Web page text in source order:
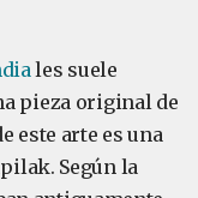
les suele
pieza original de
este arte es una
Según la